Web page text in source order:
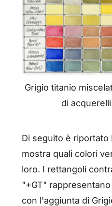
Grigio titanio
di
Di seguito è riportato
mostra quali colori
loro. I rettangoli
"+GT"
con l'aggiunta di